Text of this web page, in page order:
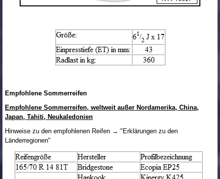
Empfohlene Sommerreifen
Empfohlene Sommerreifen, weltweit außer Nordamerika, China,
Japan, Tahiti, Neukaledonien
Hinweise zu den empfohlenen Reifen → "Erklärungen zu den
Länderregionen"